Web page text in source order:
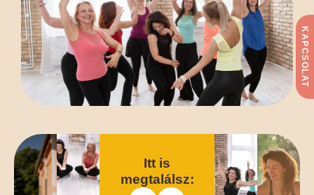
KAPCSOLAT
Itt is
megtalálsz: